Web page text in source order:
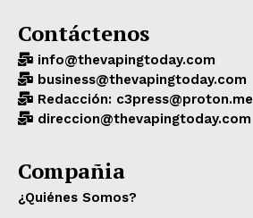
Contáctenos
info@thevapingtoday.com
business@thevapingtoday.com
Redacción: c3press@proton.me
direccion@thevapingtoday.com
Compañia
¿Quiénes Somos?